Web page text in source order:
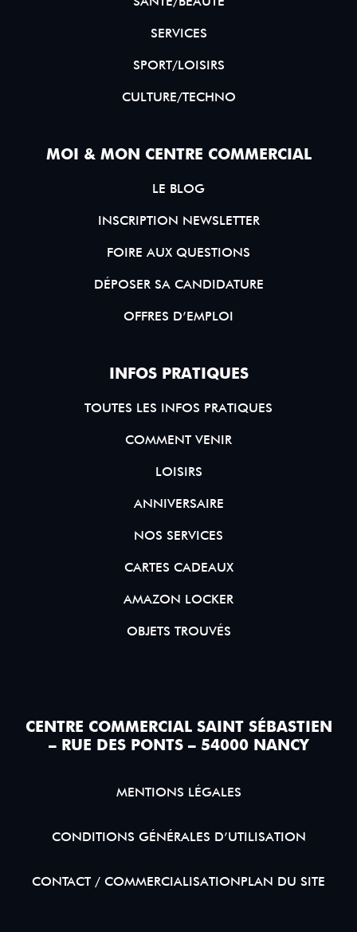
SERVICES
SPORT/LOISIRS
CULTURE/TECHNO
MOI & MON CENTRE COMMERCIAL
LE BLOG
INSCRIPTION NEWSLETTER
FOIRE AUX QUESTIONS
DÉPOSER SA CANDIDATURE
OFFRES D’EMPLOI
INFOS PRATIQUES
TOUTES LES INFOS PRATIQUES
COMMENT VENIR
LOISIRS
ANNIVERSAIRE
NOS SERVICES
CARTES CADEAUX
AMAZON LOCKER
OBJETS TROUVÉS
CENTRE COMMERCIAL SAINT SÉBASTIEN
– RUE DES PONTS – 54000 NANCY
MENTIONS LÉGALES
CONDITIONS GÉNÉRALES D’UTILISATION
CONTACT / COMMERCIALISATIONPLAN DU SITE